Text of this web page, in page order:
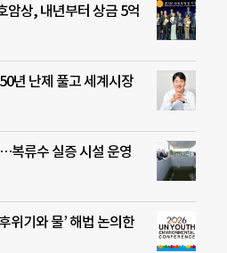
암상, 내년부터 상금 5억
년 난제 풀고 세계시장
복류수 실증 시설 운영
위기와 물’ 해법 논의한